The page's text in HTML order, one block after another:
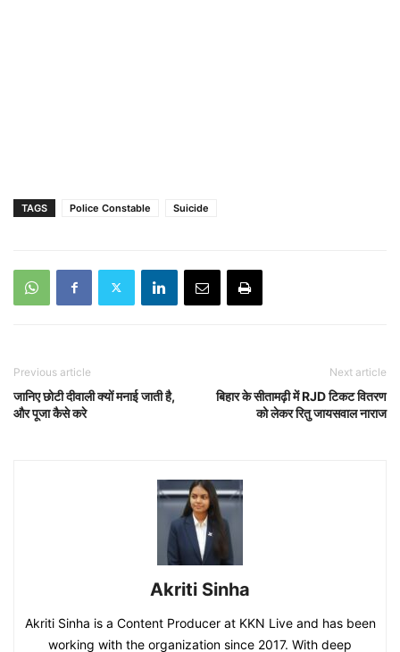
TAGS Police Constable Suicide
Previous article
जानिए छोटी दीवाली क्यों मनाई जाती है,
और पूजा कैसे करे
Next article
बिहार के सीतामढ़ी में RJD टिकट वितरण
को लेकर रितु जायसवाल नाराज
Akriti Sinha
Akriti Sinha is a Content Producer at KKN Live and has been
working with the organization since 2017. With deep